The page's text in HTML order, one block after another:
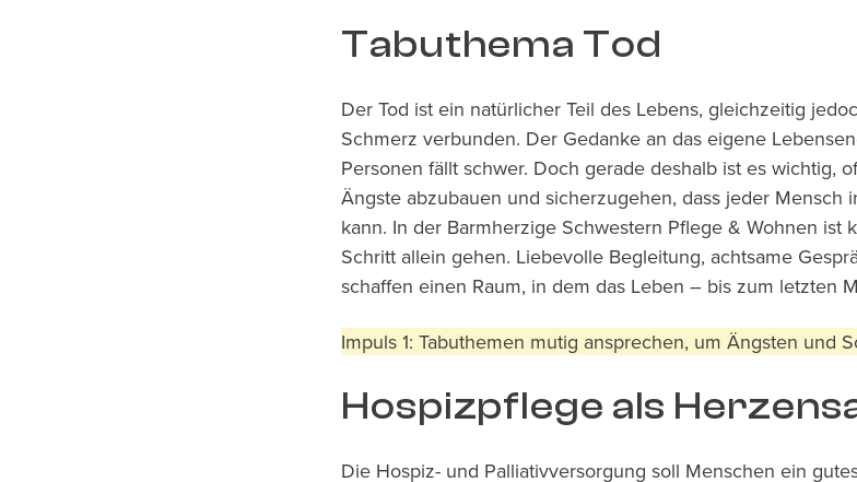
Tabuthema Tod
Der Tod ist ein natürlicher Teil des Lebens, gleichzeitig
Schmerz verbunden. Der Gedanke an das eigene
Personen fällt schwer. Doch gerade deshalb ist es wichtig,
Ängste abzubauen und sicherzugehen, dass jeder Mensch
kann. In der Barmherzige Schwestern Pflege & Wohnen ist
Schritt allein gehen. Liebevolle Begleitung, achtsame
schaffen einen Raum, in dem das Leben – bis zum letzten
Impuls 1: Tabuthemen mutig ansprechen, um Ängsten und
Hospizpflege als
Die Hospiz- und Palliativversorgung soll Menschen ein